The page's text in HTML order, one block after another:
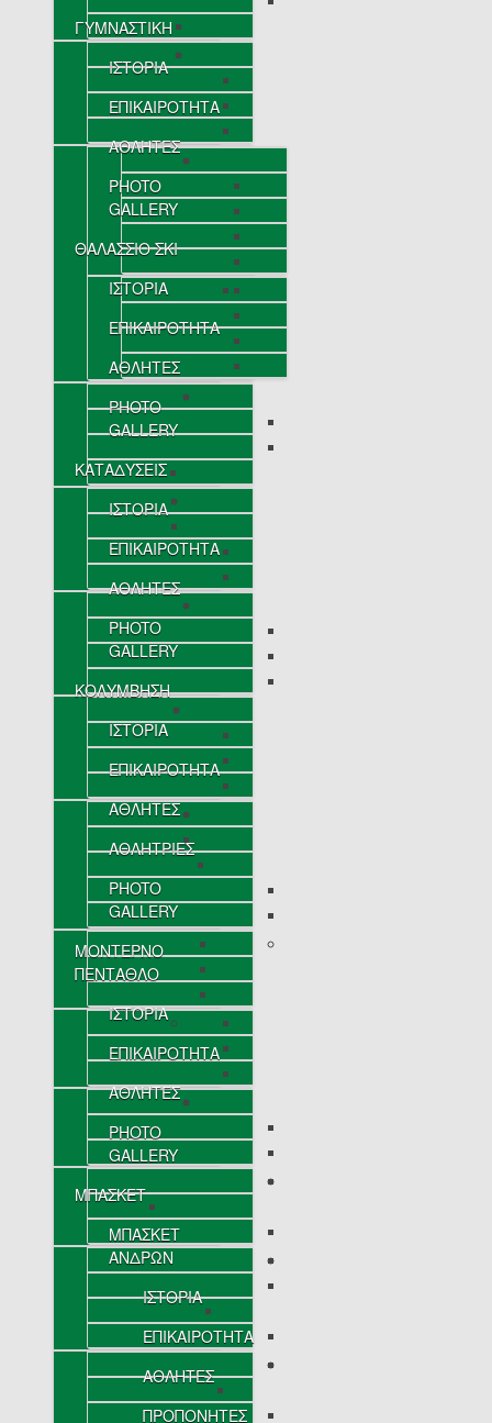
ΓΥΜΝΑΣΤΙΚΗ
ΙΣΤΟΡΙΑ
ΕΠΙΚΑΙΡΟΤΗΤΑ
ΑΘΛΗΤΕΣ
PHOTO
GALLERY
ΘΑΛΑΣΣΙΟ ΣΚΙ
ΙΣΤΟΡΙΑ
ΕΠΙΚΑΙΡΟΤΗΤΑ
ΑΘΛΗΤΕΣ
PHOTO
GALLERY
ΚΑΤΑΔΥΣΕΙΣ
ΙΣΤΟΡΙΑ
ΕΠΙΚΑΙΡΟΤΗΤΑ
ΑΘΛΗΤΕΣ
PHOTO
GALLERY
ΚΟΛΥΜΒΗΣΗ
ΙΣΤΟΡΙΑ
ΕΠΙΚΑΙΡΟΤΗΤΑ
ΑΘΛΗΤΕΣ
ΑΘΛΗΤΡΙΕΣ
PHOTO
GALLERY
ΜΟΝΤΕΡΝΟ
ΠΕΝΤΑΘΛΟ
ΙΣΤΟΡΙΑ
ΕΠΙΚΑΙΡΟΤΗΤΑ
ΑΘΛΗΤΕΣ
PHOTO
GALLERY
ΜΠΑΣΚΕΤ
ΜΠΑΣΚΕΤ
ΑΝΔΡΩΝ
ΙΣΤΟΡΙΑ
ΕΠΙΚΑΙΡΟΤΗΤΑ
ΑΘΛΗΤΕΣ
ΠΡΟΠΟΝΗΤΕΣ